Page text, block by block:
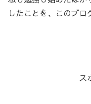
したことを、このブロ
ス